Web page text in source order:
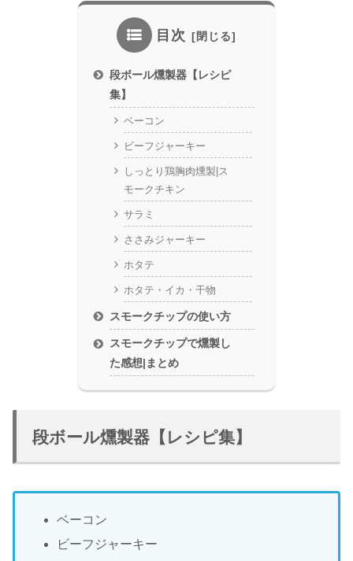
目次
段ボール燻製器【レシピ
集】
ベーコン
ビーフジャーキー
しっとり鶏胸肉燻製|ス
モークチキン
サラミ
ささみジャーキー
ホタテ
ホタテ・イカ・干物
スモークチップの使い方
スモークチップで燻製し
た感想|まとめ
段ボール燻製器【レシピ集】
ベーコン
ビーフジャーキー